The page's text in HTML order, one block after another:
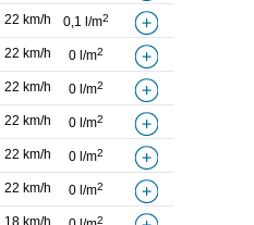
22 km/h 0,1 l/m2
22 km/h 0 l/m2
22 km/h 0 l/m2
22 km/h 0 l/m2
22 km/h 0 l/m2
22 km/h 0 l/m2
2